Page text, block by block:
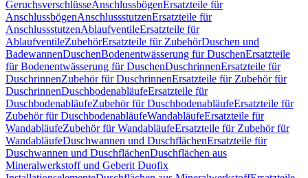
GeruchsverschlüsseAnschlussbögenErsatzteile für
AnschlussbögenAnschlussstutzenErsatzteile für
AnschlussstutzenAblaufventileErsatzteile für
AblaufventileZubehörErsatzteile für ZubehörDuschen und
BadewannenDuschenBodenentwässerung für DuschenErsatzteile
für Bodenentwässerung für DuschenDuschrinnenErsatzteile für
DuschrinnenZubehör für DuschrinnenErsatzteile für Zubehör für
DuschrinnenDuschbodenabläufeErsatzteile für
DuschbodenabläufeZubehör für DuschbodenabläufeErsatzteile für
Zubehör für DuschbodenabläufeWandabläufeErsatzteile für
WandabläufeZubehör für WandabläufeErsatzteile für Zubehör für
WandabläufeDuschwannen und DuschflächenErsatzteile für
Duschwannen und DuschflächenDuschflächen aus
Mineralwerkstoff und Geberit Duofix